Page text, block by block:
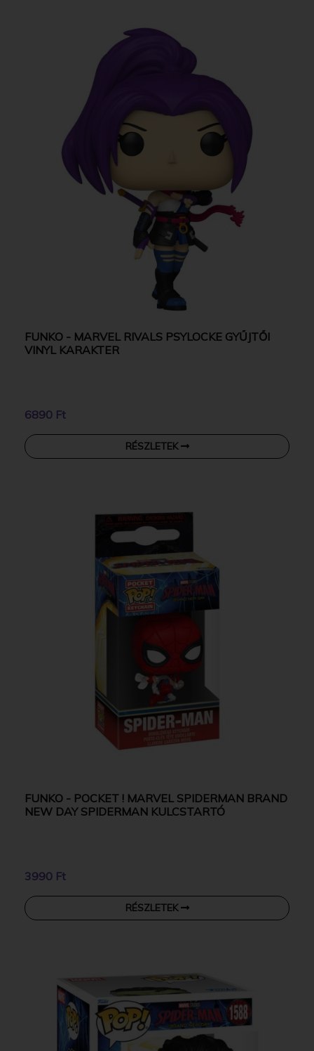
FUNKO - MARVEL RIVALS PSYLOCKE GYŰJTŐI
VINYL KARAKTER
6890 Ft
RÉSZLETEK
FUNKO - POCKET ! MARVEL SPIDERMAN BRAND
NEW DAY SPIDERMAN KULCSTARTÓ
3990 Ft
RÉSZLETEK